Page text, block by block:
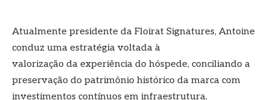
Atualmente presidente da Floirat Signatures, Antoine
conduz uma estratégia voltada à
valorização da experiência do hóspede, conciliando a
preservação do patrimônio histórico da marca com
investimentos contínuos em infraestrutura,